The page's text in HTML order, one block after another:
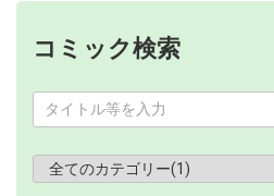
コミック検索